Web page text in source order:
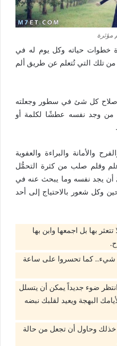
مؤثرة
خطوات حياته وكل يوم له في
من تلك التي تُتعلم عن طريق ألم
كل شئ في سطور وجعلته
وجد نفسه عطشًا لكلمة أو
والأمانة والبراءة والعفوية
وقلم صلب من كثرة التحمُّل
أن يجد نفسه وما يبحث عنه في
وكل شعور بالاحتياج إلى أحد
تتعثر بها بل اجمعها وابن بها
شيء.. كما تحسروا على ساعة
ضوء جديداً يمكن أن يتسلل
البهجة ويعيد لقلبك نبضه
خذلك وحاول أن تجعل من حالة